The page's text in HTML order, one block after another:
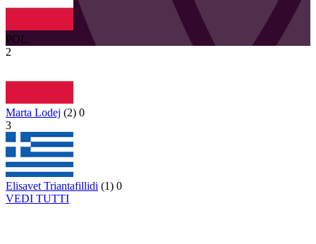
POL
2
Marta Lodej (2) 0
3
Elisavet Triantafillidi (1) 0
VEDI TUTTI